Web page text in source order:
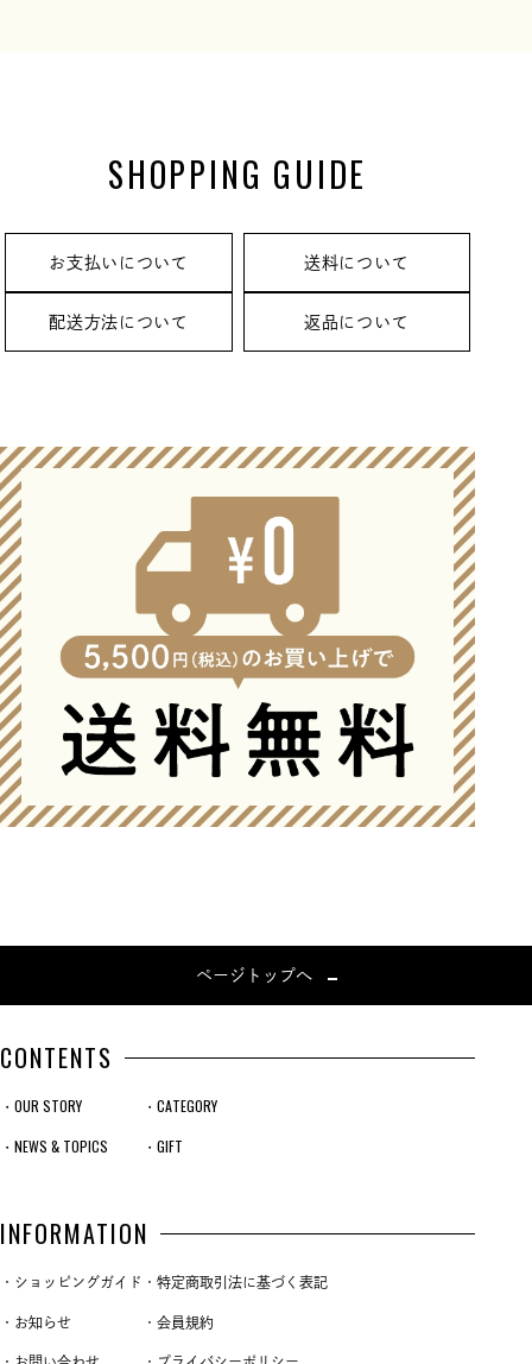
SHOPPING GUIDE
お支払いについて 送料について
配送方法について 返品について
ページトップへ
CONTENTS
・OUR STORY
・NEWS & TOPICS
・CATEGORY
・GIFT
INFORMATION
・ショッピングガイド
・お知らせ
・特定商取引法に基づく表記
・会員規約